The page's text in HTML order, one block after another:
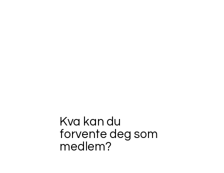
Kva kan du
forvente deg som
medlem?